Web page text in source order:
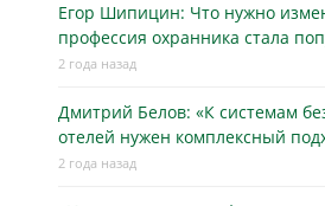
Егор Шипицин: Что нужно
профессия охранника стала
2 года назад
Дмитрий Белов: «К системам
отелей нужен комплексный
2 года назад